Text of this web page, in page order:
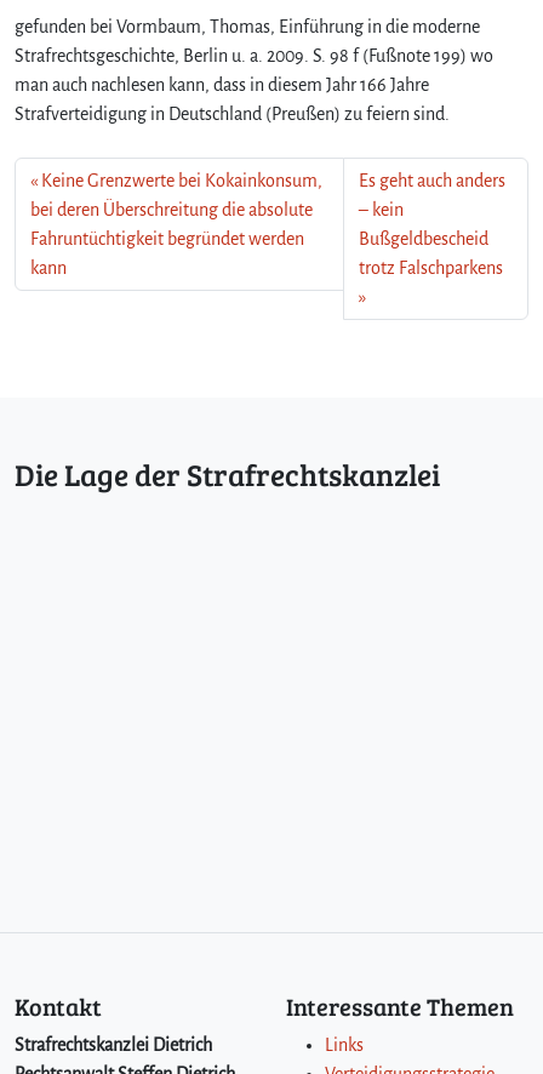
gefunden bei Vormbaum, Thomas, Einführung in die moderne
Strafrechtsgeschichte, Berlin u. a. 2009. S. 98 f (Fußnote 199) wo
man auch nachlesen kann, dass in diesem Jahr 166 Jahre
Strafverteidigung in Deutschland (Preußen) zu feiern sind.
Keine Grenzwerte bei Kokainkonsum,
bei deren Überschreitung die absolute
Fahruntüchtigkeit begründet werden
kann
Es geht auch anders
– kein
Bußgeldbescheid
trotz Falschparkens
Die Lage der Strafrechtskanzlei
Kontakt
Strafrechtskanzlei Dietrich
Interessante Themen
Links